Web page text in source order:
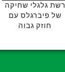
רשת גלגלי שחיקה
של פיברגלס עם
חוזק גבוה